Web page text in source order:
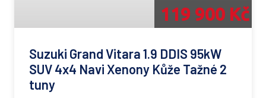
119 900 Kč
Suzuki Grand Vitara 1.9 DDIS 95kW
SUV 4x4 Navi Xenony Kůže Tažné 2
tuny